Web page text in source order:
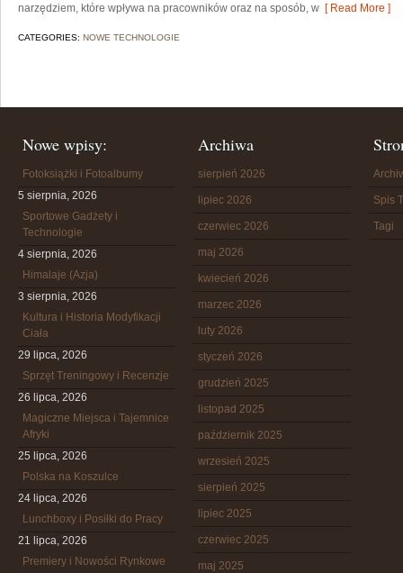
narzędziem, które wpływa na pracowników oraz na sposób, w [ Read More ]
CATEGORIES: NOWE TECHNOLOGIE
Nowe wpisy:
Fotoksiążki i Fotoalbumy
5 sierpnia, 2026
Sportowe Gadżety i
Technologie
4 sierpnia, 2026
Himalaje (Azja)
3 sierpnia, 2026
Kultura i Historia Modyfikacji
Ciała
29 lipca, 2026
Sprzęt Treningowy i Recenzje
26 lipca, 2026
Magiczne Miejsca i Tajemnice
Afryki
25 lipca, 2026
Polska na Koszulce
24 lipca, 2026
Lunchboxy i Posiłki do Pracy
21 lipca, 2026
Premiery i Nowości Rynkowe
Archiwa
sierpień 2026
lipiec 2026
czerwiec 2026
maj 2026
kwiecień 2026
marzec 2026
luty 2026
styczeń 2026
grudzień 2025
listopad 2025
październik 2025
wrzesień 2025
sierpień 2025
lipiec 2025
czerwiec 2025
maj 2025
Spis
Tagi